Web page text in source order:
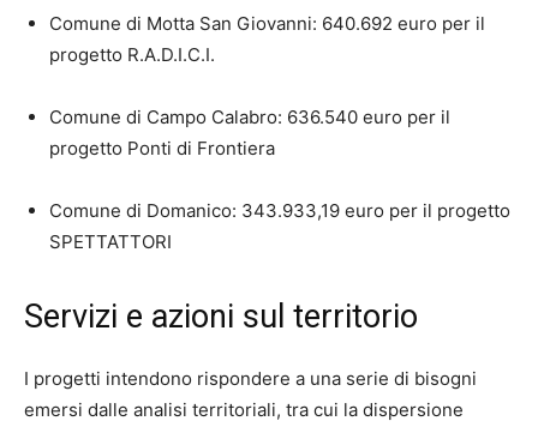
Comune di Motta San Giovanni: 640.692 euro per il
progetto R.A.D.I.C.I.
Comune di Campo Calabro: 636.540 euro per il
progetto Ponti di Frontiera
Comune di Domanico: 343.933,19 euro per il progetto
SPETTATTORI
Servizi e azioni sul territorio
I progetti intendono rispondere a una serie di bisogni
emersi dalle analisi territoriali, tra cui la dispersione